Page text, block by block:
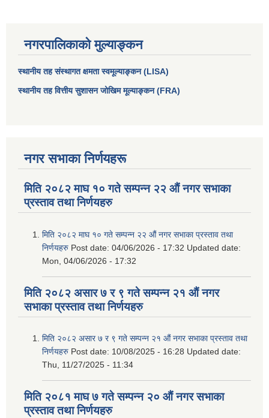
नगरपालिकाको मुल्याङ्कन
स्थानीय तह संस्थागत क्षमता स्वमूल्याङ्कन (LISA)
स्थानीय तह वित्तीय सुशासन जोखिम मूल्याङ्कन (FRA)
नगर सभाका निर्णयहरू
मिति २०८२ माघ १० गते सम्पन्न २२ औं नगर सभाका
प्रस्ताव तथा निर्णयहरु
मिति २०८२ माघ १० गते सम्पन्न २२ औं नगर सभाका प्रस्ताव तथा
निर्णयहरु Post date: 04/06/2026 - 17:32 Updated date:
Mon, 04/06/2026 - 17:32
मिति २०८२ असार ७ र ९ गते सम्पन्न २१ औं नगर
सभाका प्रस्ताव तथा निर्णयहरु
मिति २०८२ असार ७ र ९ गते सम्पन्न २१ औं नगर सभाका प्रस्ताव तथा
निर्णयहरु Post date: 10/08/2025 - 16:28 Updated date:
Thu, 11/27/2025 - 11:34
मिति २०८१ माघ ७ गते सम्पन्न २० औं नगर सभाका
प्रस्ताव तथा निर्णयहरु